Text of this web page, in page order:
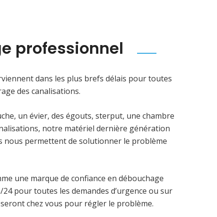
professionnel
dans les plus brefs délais pour toutes
des canalisations.
un évier, des égouts, sterput, une chambre
notre matériel dernière génération
nous permettent de solutionner le problème
une marque de confiance en débouchage
pour toutes les demandes d’urgence ou sur
chez vous pour régler le problème.